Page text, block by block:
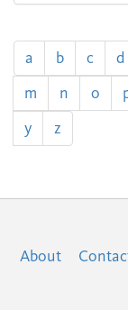
a b c d
m
n o
y
z
About